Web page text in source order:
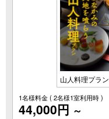
山人料理プラン
1名様料金( 2名様1室利用時 )
44,000円 ～